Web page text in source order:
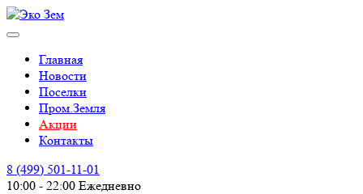
Главная
Новости
Поселки
Пром.Земля
Акции
Контакты
8 (499) 501-11-01
10:00 - 22:00 Ежедневно